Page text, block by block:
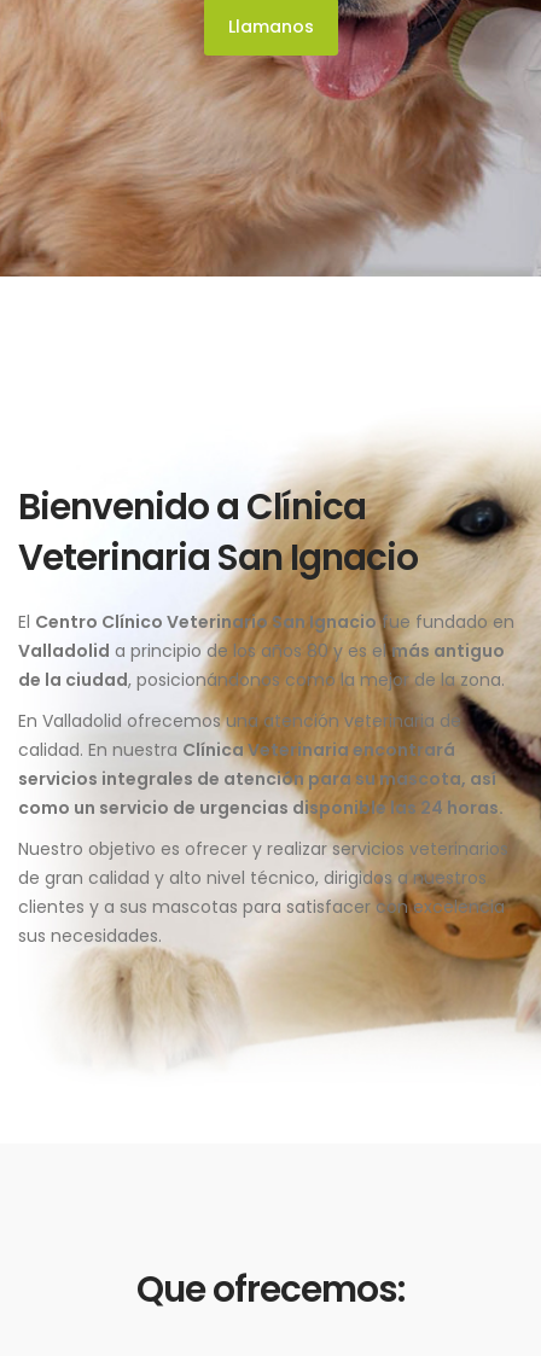
Llamanos
Bienvenido a Clínica
Veterinaria San Ignacio
El Centro Clínico Veterinario San Ignaciofue fundado en
Valladolid a principio de los años 80 y es elmás antiguo
de la ciudad, posicionándonos como la mejor de la zona.
En Valladolid ofrecemos una atención veterinaria de
calidad. En nuestra Clínica Veterinaria encontrará
servicios integrales de atención para su mascota, así
como un servicio de urgencias disponible las 24 horas.
Nuestro objetivo es ofrecer y realizar servicios veterinarios
de gran calidad y alto nivel técnico, dirigidos a nuestros
clientes y a sus mascotas para satisfacer con excelencia
sus necesidades.
Que ofrecemos: